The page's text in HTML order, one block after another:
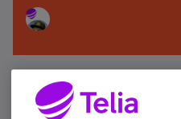
Älä jää paitsi –